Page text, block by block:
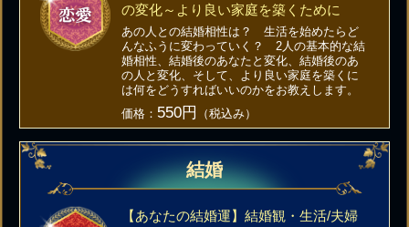
の変化～より良い家庭を築くために
あの人との結婚相性は？ 生活を始めたらど
んなふうに変わっていく？ 2人の基本的な結
婚相性、結婚後のあなたと変化、結婚後のあ
の人と変化、そして、より良い家庭を築くに
は何をどうすればいいのかをお教えします。
価格： 550円 （税込み）
結婚
【あなたの結婚運】結婚観・生活/夫婦